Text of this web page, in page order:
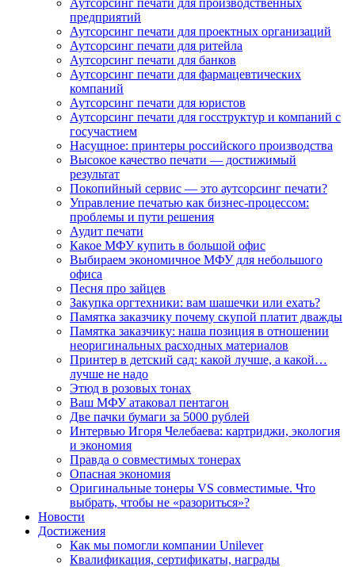
Аутсорсинг печати для производственных
предприятий
Аутсорсинг печати для проектных организаций
Аутсорсинг печати для ритейла
Аутсорсинг печати для банков
Аутсорсинг печати для фармацевтических
компаний
Аутсорсинг печати для юристов
Аутсорсинг печати для госструктур и компаний с
госучастием
Насущное: принтеры российского производства
Высокое качество печати — достижимый
результат
Покопийный сервис — это аутсорсинг печати?
Управление печатью как бизнес-процессом:
проблемы и пути решения
Аудит печати
Какое МФУ купить в большой офис
Выбираем экономичное МФУ для небольшого
офиса
Песня про зайцев
Закупка оргтехники: вам шашечки или ехать?
Памятка заказчику почему скупой платит дважды
Памятка заказчику: наша позиция в отношении
неоригинальных расходных материалов
Принтер в детский сад: какой лучше, а какой…
лучше не надо
Этюд в розовых тонах
Ваш МФУ атаковал пентагон
Две пачки бумаги за 5000 рублей
Интервью Игоря Челебаева: картриджи, экология
и экономия
Правда о совместимых тонерах
Опасная экономия
Оригинальные тонеры VS совместимые. Что
выбрать, чтобы не «разориться»?
Новости
Достижения
Как мы помогли компании Unilever
Квалификация, сертификаты, награды